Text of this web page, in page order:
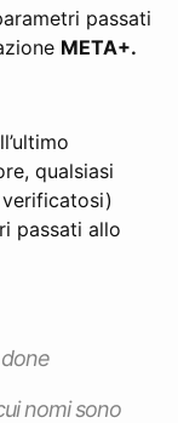
passati
META+.
qualsiasi
verificatosi)
passati allo
done
nomi sono